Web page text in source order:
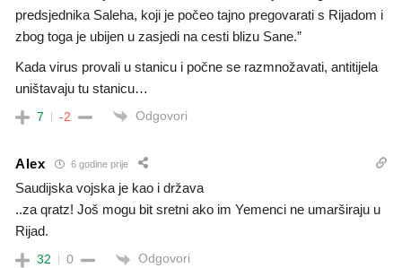
predsjednika Saleha, koji je počeo tajno pregovarati s Rijadom i
zbog toga je ubijen u zasjedi na cesti blizu Sane.”
Kada virus provali u stanicu i počne se razmnožavati, antitijela
uništavaju tu stanicu…
7 -2 Odgovori
Alex 6 godine prije
Saudijska vojska je kao i država
..za qratz! Još mogu bit sretni ako im Yemenci ne umarširaju u
Rijad.
32 0 Odgovori